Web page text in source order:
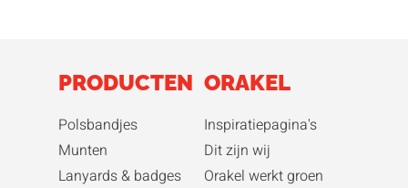
PRODUCTEN
Polsbandjes
Munten
Lanyards & badges
ORAKEL
Inspiratiepagina's
Dit zijn wij
Orakel werkt groen